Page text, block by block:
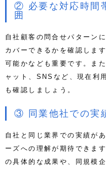
② 必要な対応時間
囲
自社顧客の問合せパターン
カバーできるかを確認しま
可能かなども重要です。ま
ャット、SNSなど、現在利
も確認しましょう。
③ 同業他社での実
自社と同じ業界での実績が
ーズへの理解が期待できます
の具体的な成果や、同規模